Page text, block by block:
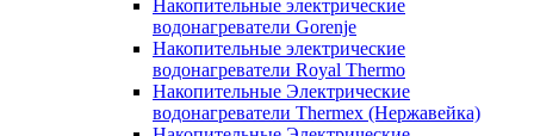
Накопительные электрические
водонагреватели Gorenje
Накопительные электрические
водонагреватели Royal Thermo
Накопительные Электрические
водонагреватели Thermex (Нержавейка)